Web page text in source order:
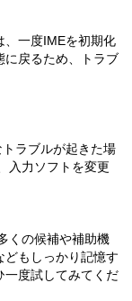
、一度IMEを初期化
に戻るため、トラブ
ラブルが起きた場
入力ソフトを変更
くの候補や補助機
どもしっかり記憶す
一度試してみてくだ